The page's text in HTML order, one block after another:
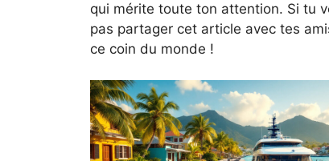
qui mérite toute ton attention. Si tu
pas partager cet article avec tes
ce coin du monde !